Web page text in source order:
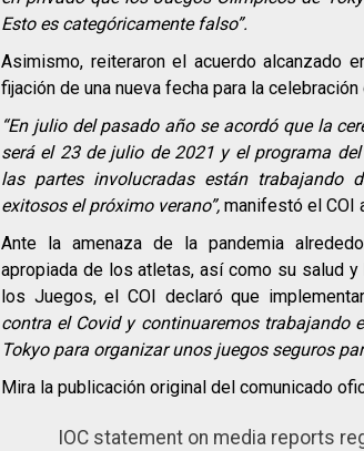
Esto es categóricamente falso”.
Asimismo, reiteraron el acuerdo alcanzado
fijación de una nueva fecha para la
“En julio del pasado año se acordó que la
será el 23 de julio de 2021 y el programa
las partes involucradas están trabajando
exitosos el próximo verano”, manifestó el COI
Ante la amenaza de la pandemia
apropiada de los atletas, así como su salud
los Juegos, el COI declaró que
contra el Covid y continuaremos trabajando
Tokyo para organizar unos juegos seguros
Mira la publicación original del comunicado
IOC statement on media reports